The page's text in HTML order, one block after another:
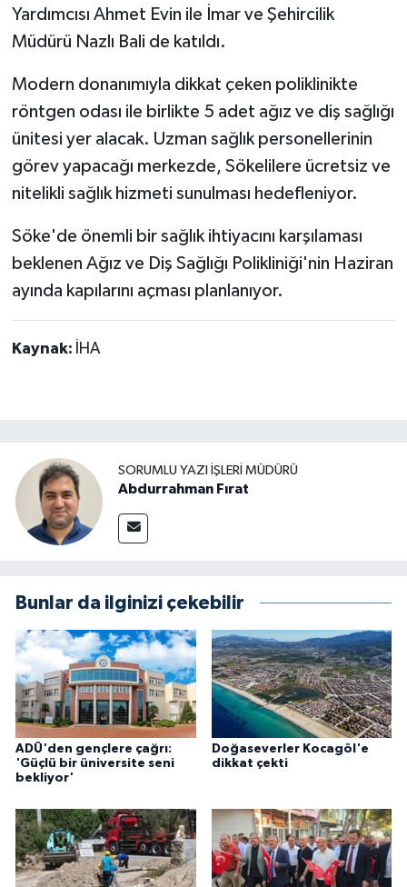
Yardımcısı Ahmet Evin ile İmar ve Şehircilik
Müdürü Nazlı Bali de katıldı.
Modern donanımıyla dikkat çeken poliklinikte
röntgen odası ile birlikte 5 adet ağız ve diş sağlığı
ünitesi yer alacak. Uzman sağlık personellerinin
görev yapacağı merkezde, Sökelilere ücretsiz ve
nitelikli sağlık hizmeti sunulması hedefleniyor.
Söke'de önemli bir sağlık ihtiyacını karşılaması
beklenen Ağız ve Diş Sağlığı Polikliniği'nin Haziran
ayında kapılarını açması planlanıyor.
Kaynak: İHA
SORUMLU YAZI İŞLERI MÜDÜRÜ
Abdurrahman Fırat
Bunlar da ilginizi çekebilir
ADÜ'den gençlere çağrı:
'Güçlü bir üniversite seni
bekliyor'
Doğaseverler Kocagöl'e
dikkat çekti